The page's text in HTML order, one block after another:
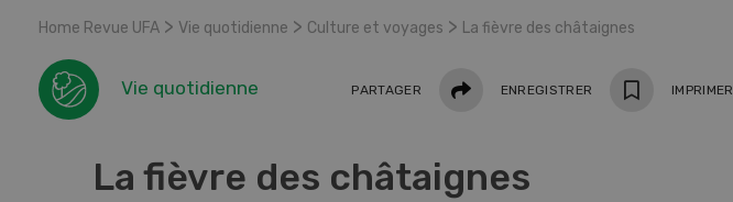
Home Revue UFA > Vie quotidienne > Culture et voyages > La fièvre des châtaignes
Vie quotidienne PARTAGER PartagerENREGISTRER IMPRIMER
La fièvre des châtaignes